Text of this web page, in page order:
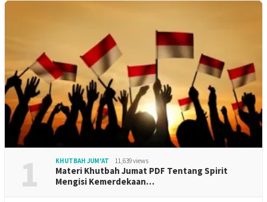
1 KHUTBAH JUM'AT 11,639 views
Materi Khutbah Jumat PDF Tentang Spirit
Mengisi Kemerdekaan…